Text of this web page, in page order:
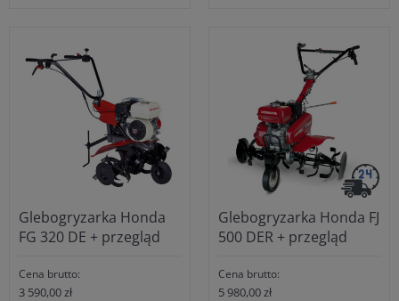
Glebogryzarka Honda
FG 320 DE + przegląd
Cena brutto:
3 590,00 zł
Glebogryzarka Honda FJ
500 DER + przegląd
Cena brutto:
5 980,00 zł